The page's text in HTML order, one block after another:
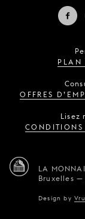
PLAN
OFFRES
Lisez
CONDITIONS
LA
Bruxelles
Design by